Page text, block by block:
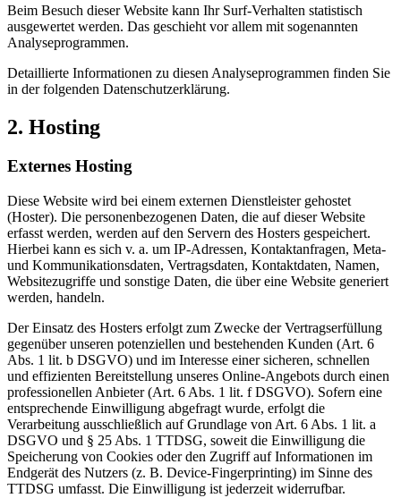
Beim Besuch dieser Website kann Ihr Surf-Verhalten statistisch
ausgewertet werden. Das geschieht vor allem mit sogenannten
Analyseprogrammen.
Detaillierte Informationen zu diesen Analyseprogrammen finden Sie
in der folgenden Datenschutzerklärung.
2. Hosting
Externes Hosting
Diese Website wird bei einem externen Dienstleister gehostet
(Hoster). Die personenbezogenen Daten, die auf dieser Website
erfasst werden, werden auf den Servern des Hosters gespeichert.
Hierbei kann es sich v. a. um IP-Adressen, Kontaktanfragen, Meta-
und Kommunikationsdaten, Vertragsdaten, Kontaktdaten, Namen,
Websitezugriffe und sonstige Daten, die über eine Website generiert
werden, handeln.
Der Einsatz des Hosters erfolgt zum Zwecke der Vertragserfüllung
gegenüber unseren potenziellen und bestehenden Kunden (Art. 6
Abs. 1 lit. b DSGVO) und im Interesse einer sicheren, schnellen
und effizienten Bereitstellung unseres Online-Angebots durch einen
professionellen Anbieter (Art. 6 Abs. 1 lit. f DSGVO). Sofern eine
entsprechende Einwilligung abgefragt wurde, erfolgt die
Verarbeitung ausschließlich auf Grundlage von Art. 6 Abs. 1 lit. a
DSGVO und § 25 Abs. 1 TTDSG, soweit die Einwilligung die
Speicherung von Cookies oder den Zugriff auf Informationen im
Endgerät des Nutzers (z. B. Device-Fingerprinting) im Sinne des
TTDSG umfasst. Die Einwilligung ist jederzeit widerrufbar.